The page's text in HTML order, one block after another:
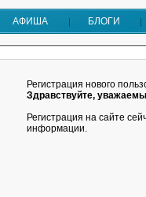
АФИША БЛОГИ
Регистрация нового
Здравствуйте,
Регистрация на сайте
информации.